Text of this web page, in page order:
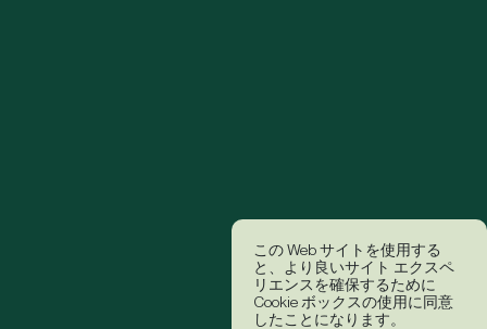
この Web サイトを使用する
と、より良いサイト エクスペ
リエンスを確保するために
Cookie ボックスの使用に同意
したことになります。